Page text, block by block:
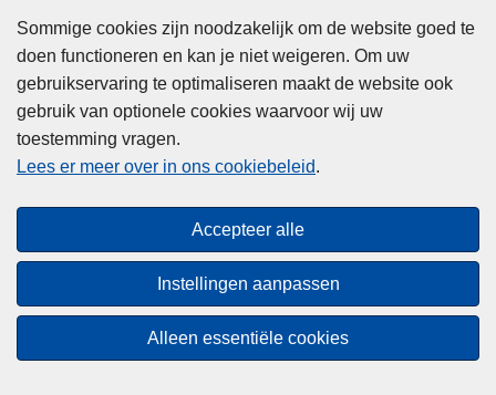
Sommige cookies zijn noodzakelijk om de website goed te
doen functioneren en kan je niet weigeren. Om uw
gebruikservaring te optimaliseren maakt de website ook
gebruik van optionele cookies waarvoor wij uw
toestemming vragen.
Lees er meer over in ons cookiebeleid.
Accepteer alle
Instellingen aanpassen
Alleen essentiële cookies
Privacy
Cookies
Toegankelijkheid
© 2026 Politie.be